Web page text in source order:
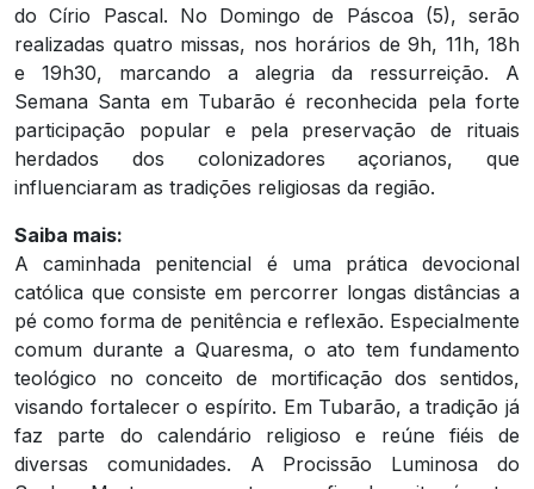
do Círio Pascal. No Domingo de Páscoa (5), serão
realizadas quatro missas, nos horários de 9h, 11h, 18h
e 19h30, marcando a alegria da ressurreição. A
Semana Santa em Tubarão é reconhecida pela forte
participação popular e pela preservação de rituais
herdados dos colonizadores açorianos, que
influenciaram as tradições religiosas da região.
Saiba mais:
A caminhada penitencial é uma prática devocional
católica que consiste em percorrer longas distâncias a
pé como forma de penitência e reflexão. Especialmente
comum durante a Quaresma, o ato tem fundamento
teológico no conceito de mortificação dos sentidos,
visando fortalecer o espírito. Em Tubarão, a tradição já
faz parte do calendário religioso e reúne fiéis de
diversas comunidades. A Procissão Luminosa do